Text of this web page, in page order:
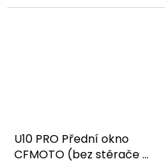
U10 PRO Přední okno
CFMOTO (bez stěrače a